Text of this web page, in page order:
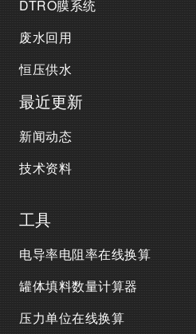
DTRO膜系统
废水回用
恒压供水
最近更新
新闻动态
技术资料
工具
电导率电阻率在线换算
罐体填料数量计算器
压力单位在线换算